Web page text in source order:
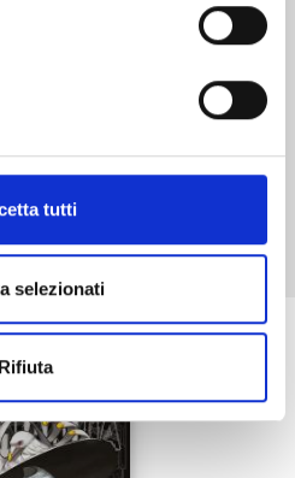
tutti
selezionati
Rifiuta
tutto
prova anche: